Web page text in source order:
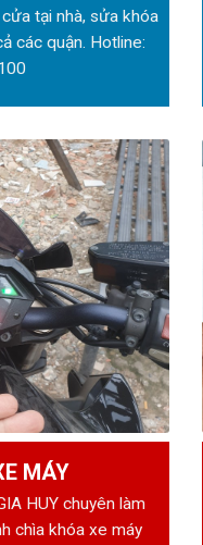
tại nhà, sửa khóa
các quận. Hotline:
MÁY
HUY chuyên làm
chìa khóa xe máy